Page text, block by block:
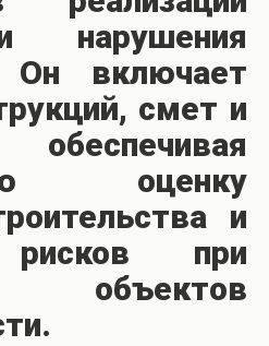
нарушения
Он включает
смет и
обеспечивая
оценку
и
рисков при
объектов